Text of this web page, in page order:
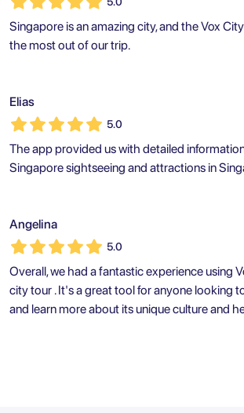
Singapore is an amazing city, and the Vox
the most out of our trip.
Elias
5.0
The app provided us with detailed
Singapore sightseeing and attractions in
Angelina
5.0
Overall, we had a fantastic experience using
city tour . It's a great tool for anyone looking
and learn more about its unique culture and